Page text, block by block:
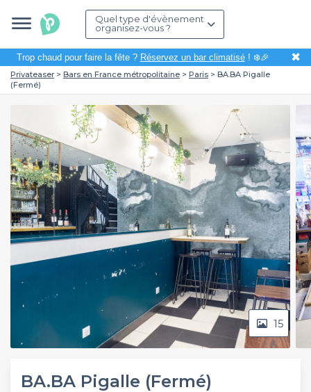
Quel type d'évènement
organisez-vous ?
Trop chaud pour faire la fête ? Réservez un bar climatisé! ❄️🎉 ✖
Privateaser Bars en France métropolitaine Paris
BA.BA Pigalle
(Fermé)
15
BA.BA Pigalle (Fermé)